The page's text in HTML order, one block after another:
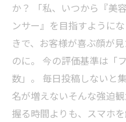
か？ 「私、いつから『美
ンサー』を目指すように
きで、お客様が喜ぶ顔が
のに。 今の評価基準は「
数」。 毎日投稿しないと
名が増えない――そんな強迫
握る時間よりも、スマホ